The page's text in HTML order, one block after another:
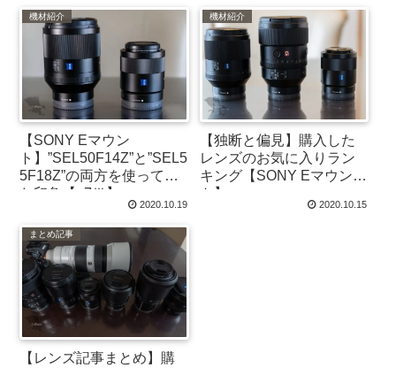
機材紹介
【SONY Eマウン
ト】”SEL50F14Z”と”SEL5
5F18Z”の両方を使ってみ
た印象【α7Ⅲ】
2020.10.19
機材紹介
【独断と偏見】購入した
レンズのお気に入りラン
キング【SONY Eマウン
ト】
2020.10.15
まとめ記事
【レンズ記事まとめ】購